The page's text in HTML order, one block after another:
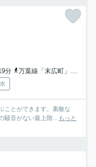
分
万葉線「末広町」駅 徒歩24分
ことができます。素敵な
騒音がない最上階... もっと